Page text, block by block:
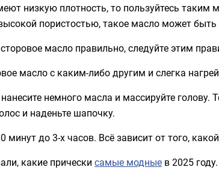
низкую плотность, то пользуйтесь таким
пористостью, такое масло может быть
масло правильно, следуйте этим
масло с каким-либо другим и слегка
немного масла и массируйте голову.
и наденьте шапочку.
до 3-х часов. Всё зависит от того,
какие прически самые модные в 2025 году.